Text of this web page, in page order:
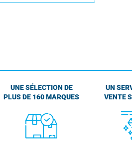
UNE SÉLECTION DE
PLUS DE 160 MARQUES
UN
VENTE